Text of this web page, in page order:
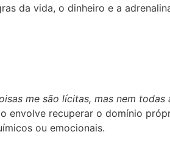
da vida, o dinheiro e a
me são lícitas, mas nem
envolve recuperar o domínio
ou emocionais.